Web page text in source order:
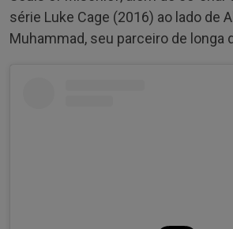
série Luke Cage (2016) ao lado de
Muhammad, seu parceiro de longa